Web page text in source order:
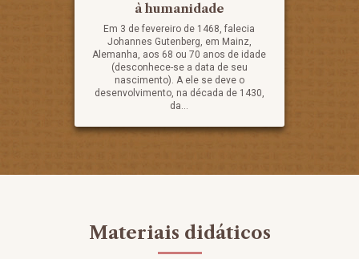
à humanidade
Em 3 de fevereiro de 1468, falecia
Johannes Gutenberg, em Mainz,
Alemanha, aos 68 ou 70 anos de idade
(desconhece-se a data de seu
nascimento). A ele se deve o
desenvolvimento, na década de 1430,
da...
Materiais didáticos